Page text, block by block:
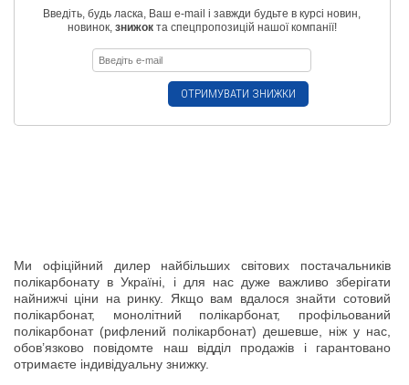
Введіть, будь ласка, Ваш e-mail і завжди будьте в курсі новин,
новинок, знижокта спецпропозицій нашої компанії!
Ми офіційний дилер найбільших світових постачальників
полікарбонату в Україні, і для нас дуже важливо зберігати
найнижчі ціни на ринку. Якщо вам вдалося знайти сотовий
полікарбонат, монолітний полікарбонат, профільований
полікарбонат (рифлений полікарбонат) дешевше, ніж у нас,
обов’язково повідомте наш відділ продажів і гарантовано
отримаєте індивідуальну знижку.